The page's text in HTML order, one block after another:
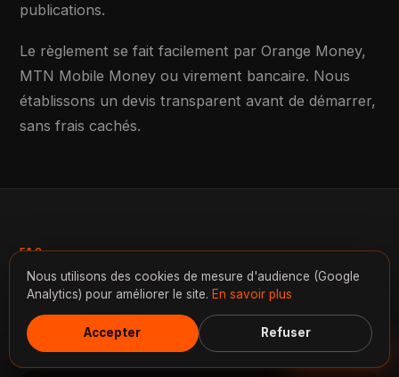
publications.
Le règlement se fait facilement par Orange Money,
MTN Mobile Money ou virement bancaire. Nous
établissons un devis transparent avant de démarrer,
sans frais cachés.
FAQ
Questionsfréquentes— montage vidéo
à Yaoundé
Nous utilisons des cookies de mesure d'audience (Google
Analytics) pour améliorer le site. En savoir plus
Accepter Refuser
Discuter